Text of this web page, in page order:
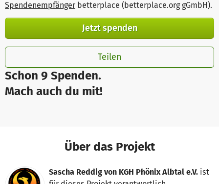
Schon 9 Spenden.
Mach auch du mit!
Spendenempfänger betterplace (betterplace.org gGmbH).
Jetzt spenden
Teilen
Über das Projekt
Sascha Reddig von KGH Phönix Albtal e.V. ist